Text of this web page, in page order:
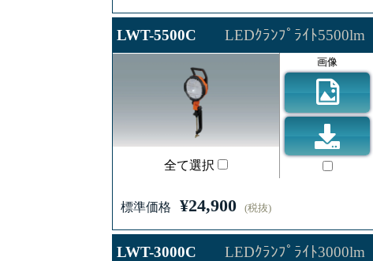
LWT-5500C LEDｸﾗﾝﾌﾟﾗｲﾄ5500lm
全て選択
画像
標準価格 ¥24,900 (税抜)
LWT-3000C LEDｸﾗﾝﾌﾟﾗｲﾄ3000lm